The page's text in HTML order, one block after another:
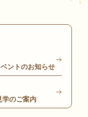
ントのお知らせ
学のご案内